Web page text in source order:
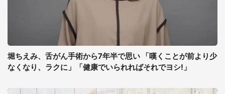
堀ちえみ、舌がん手術から7年半で思い 「嘆くことが前より少
なくなり、ラクに」「健康でいられればそれでヨシ!」